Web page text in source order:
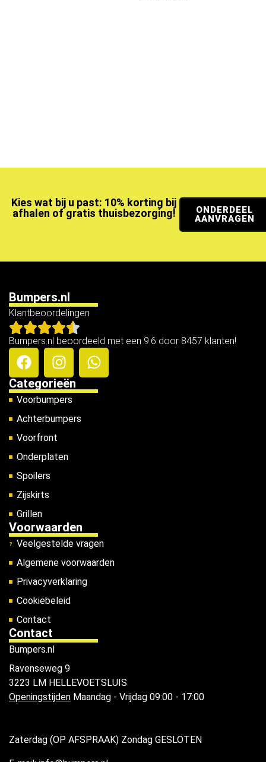
Kies wat bij u past: 10% korting bij
afhalen of gratis thuisbezorging!
ONDERDEEL
AANVRAGEN
Bumpers.nl
Klantbeoordelingen
Bumpers.nl beoordeeld met een 9.6 door 8457 klanten!
Categorieën
Voorbumpers
Achterbumpers
Voorfront
Onderplaten
Spoilers
Zijskirts
Grillen
Voorwaarden
Veelgestelde vragen
Algemene voorwaarden
Privacyverklaring
Cookiebeleid
Contact
Contact
Bumpers.nl
Ravenseweg 9
3223 LM HELLEVOETSLUIS
Openingstijden Maandag - Vrijdag 09:00 - 17:00
Zaterdag (OP AFSPRAAK) Zondag GESLOTEN